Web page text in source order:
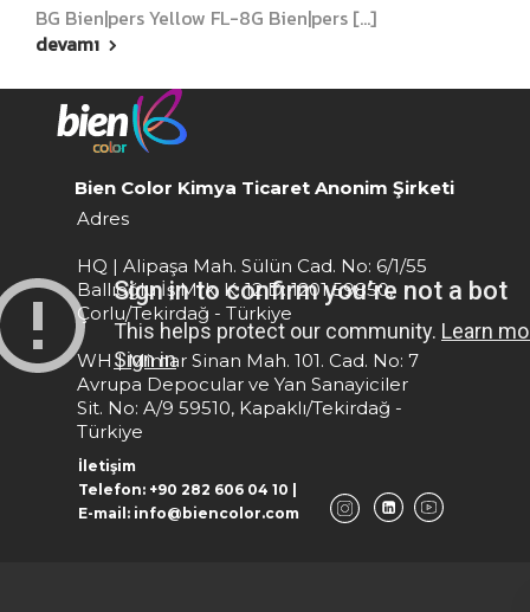
BG Bien|pers Yellow FL-8G Bien|pers [...]
devamı
Bien Color Kimya Ticaret Anonim Şirketi
Adres
HQ | Alipaşa Mah. Sülün Cad. No: 6/1/55
Ballıoğlu İş Mrk. K: 12 D: 1201 59850,
Çorlu/Tekirdağ - Türkiye
WH | Mimar Sinan Mah. 101. Cad. No: 7
Avrupa Depocular ve Yan Sanayiciler
Sit. No: A/9 59510, Kapaklı/Tekirdağ -
Türkiye
İletişim
Telefon: +90 282 606 04 10 |
E-mail: info@biencolor.com